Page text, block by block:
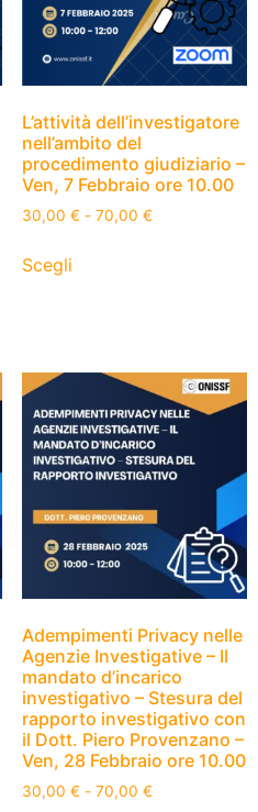
L’attività dell’investigatore
nell’ambito del
procedimento giudiziario –
Ven, 7 Febbraio ore 10.00
30,00 € - 70,00 €
Scegli
Adempimenti Privacy nelle
Agenzie Investigative – Il
mandato d’incarico
investigativo – Stesura del
rapporto investigativo con
il Dott. Piero Provenzano –
Ven, 28 Febbraio ore 10.00
30,00 € - 70,00 €